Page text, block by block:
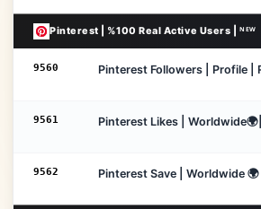
Pinterest | %100 Real Active Users | ᴺᴱᵂ
9560 Pinterest Followers | Profile |
9561 Pinterest Likes |
9562 Pinterest Save | Worldwide